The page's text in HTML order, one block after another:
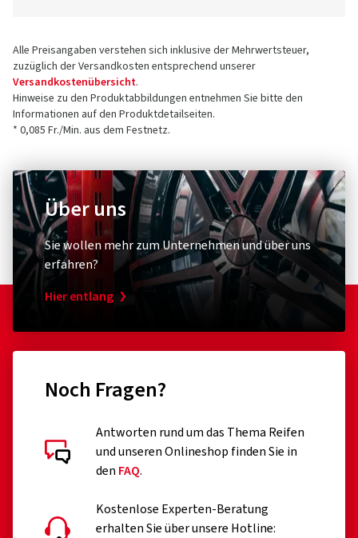
Alle Preisangaben verstehen sich inklusive der Mehrwertsteuer,
zuzüglich der Versandkosten entsprechend unserer
Versandkostenübersicht.
Hinweise zu den Produktabbildungen entnehmen Sie bitte den
Informationen auf den Produktdetailseiten.
* 0,085 Fr./Min. aus dem Festnetz.
Über uns
Sie wollen mehr zum Unternehmen und über uns
erfahren?
Hier entlang
Noch Fragen?
Antworten rund um das Thema Reifen
und unseren Onlineshop finden Sie in
den FAQ.
Kostenlose Experten-Beratung
erhalten Sie über unsere Hotline: